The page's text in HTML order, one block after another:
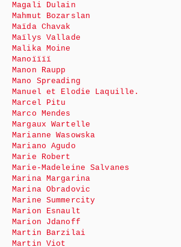
Magali Dulain
Mahmut Bozarslan
Maïda Chavak
Maïlys Vallade
Malika Moine
Manoïïïï
Manon Raupp
Mano Spreading
Manuel et Elodie Laquille.
Marcel Pitu
Marco Mendes
Margaux Wartelle
Marianne Wasowska
Mariano Agudo
Marie Robert
Marie-Madeleine Salvanes
Marina Margarina
Marina Obradovic
Marine Summercity
Marion Esnault
Marion Jdanoff
Martin Barzilai
Martin Viot